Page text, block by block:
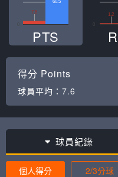
7.6
60.5
PTS
1.2
得分 Points
球員平均： 7.6
球員紀錄
個人得分 2/3分球